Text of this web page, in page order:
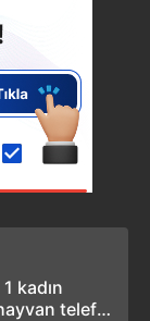
kadın
telef